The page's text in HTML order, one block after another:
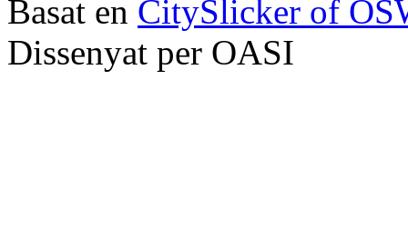
Basat en CitySlicker of
Dissenyat per OASI